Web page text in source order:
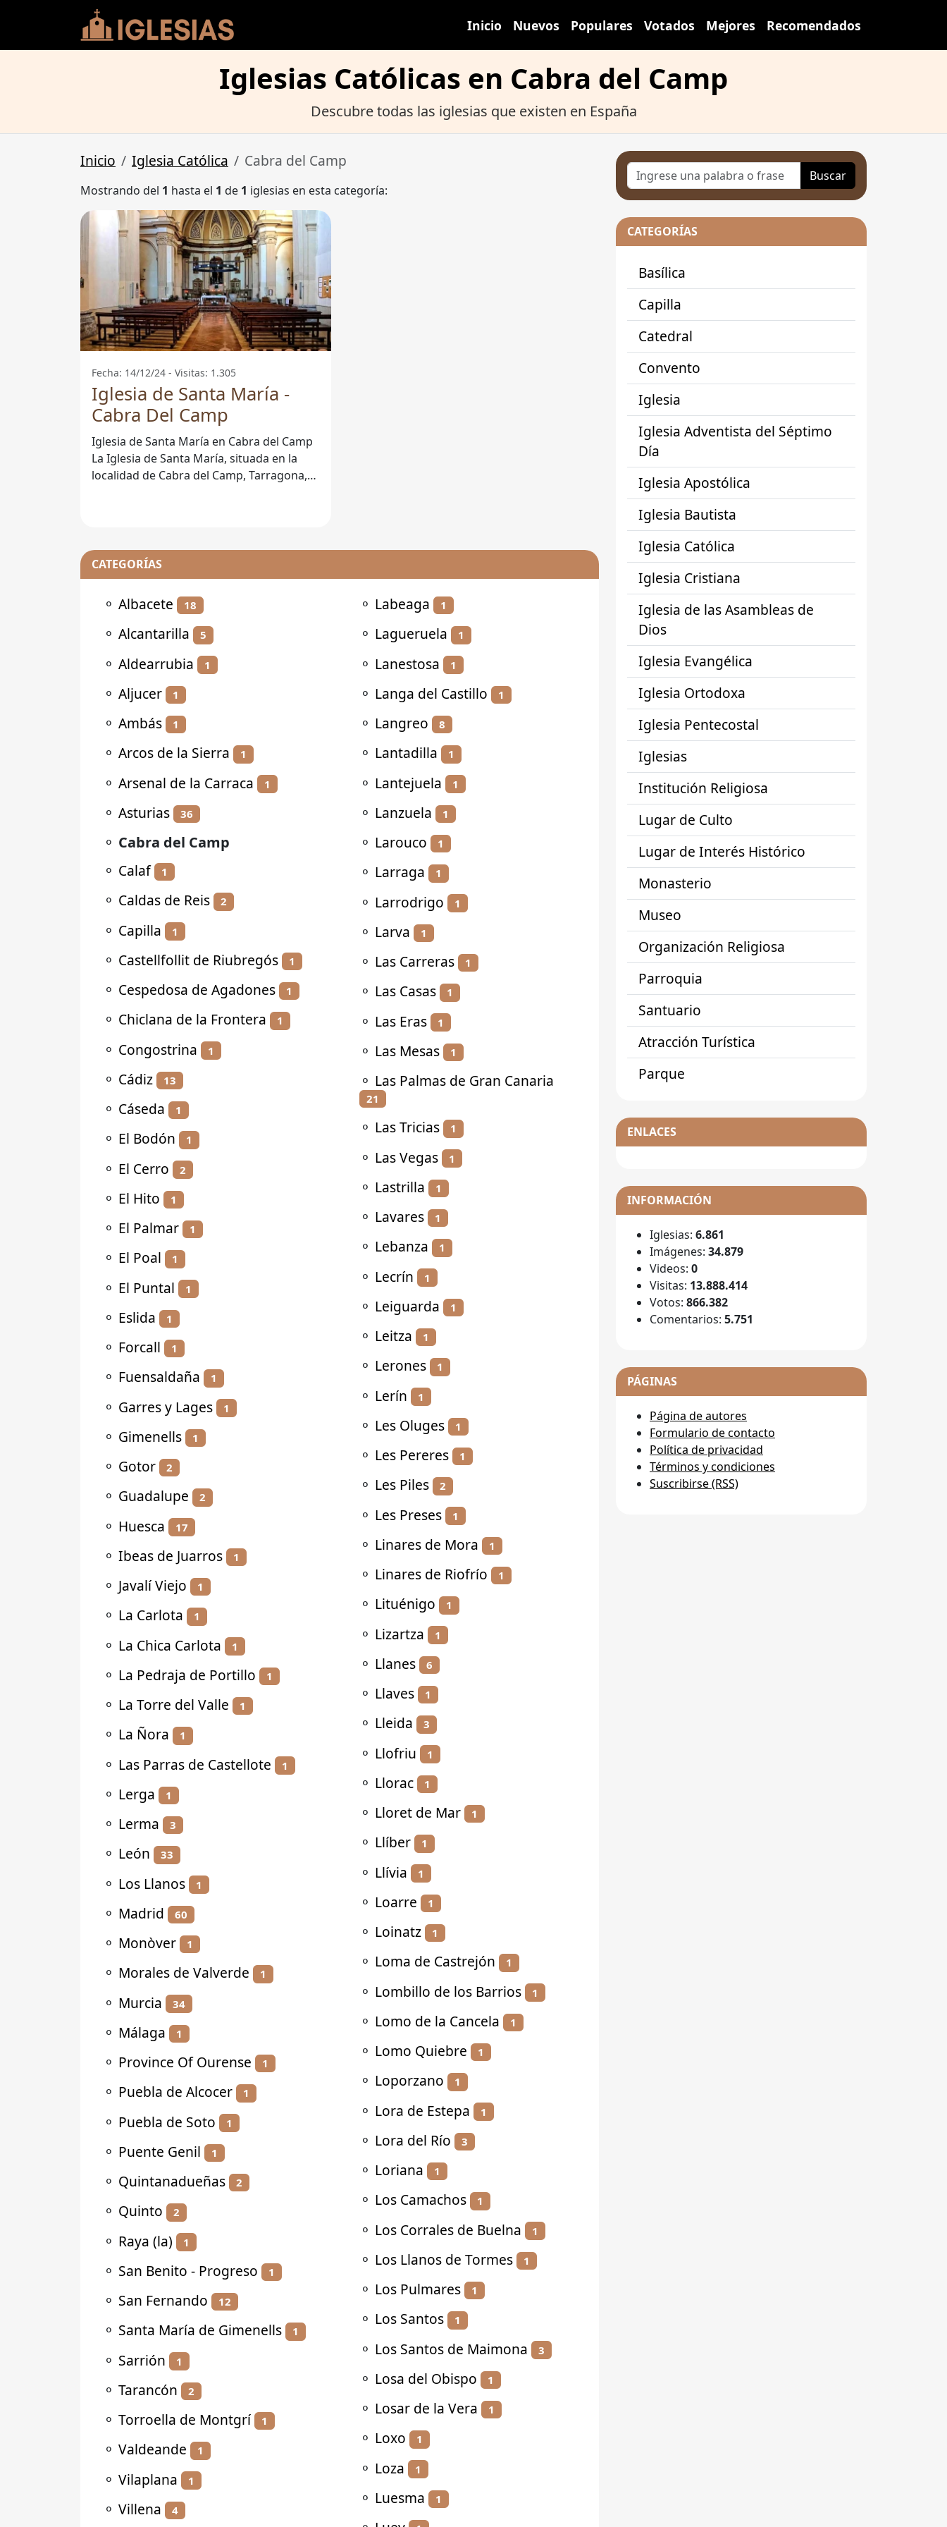
Inicio Nuevos Populares Votados Mejores Recomendados
Iglesias Católicas en Cabra del Camp
Descubre todas las iglesias que existen en España
Inicio Iglesia Católica Cabra del Camp
Mostrando del 1 hasta el 1 de 1 iglesias en esta categoría:
Fecha: 14/12/24 - Visitas: 1.305
Iglesia de Santa María -
Cabra Del Camp
Iglesia de Santa María en Cabra del Camp
La Iglesia de Santa María, situada en la
localidad de Cabra del Camp, Tarragona,
CATEGORÍAS
⚬ Albacete 18
⚬ Alcantarilla 5
⚬ Aldearrubia 1
⚬ Aljucer 1
⚬ Ambás 1
⚬ Arcos de la Sierra 1
⚬ Arsenal de la Carraca 1
⚬ Asturias 36
⚬ Cabra del Camp
⚬ Calaf 1
⚬ Caldas de Reis 2
⚬ Capilla 1
⚬ Castellfollit de Riubregós 1
⚬ Cespedosa de Agadones 1
⚬ Chiclana de la Frontera 1
⚬ Congostrina 1
⚬ Cádiz 13
⚬ Cáseda 1
⚬ El Bodón 1
⚬ El Cerro 2
⚬ El Hito 1
⚬ El Palmar 1
⚬ El Poal 1
⚬ El Puntal 1
⚬ Eslida 1
⚬ Forcall 1
⚬ Fuensaldaña 1
⚬ Garres y Lages 1
⚬ Gimenells 1
⚬ Gotor 2
⚬ Guadalupe 2
⚬ Huesca 17
⚬ Ibeas de Juarros 1
⚬ Javalí Viejo 1
⚬ La Carlota 1
⚬ La Chica Carlota 1
⚬ La Pedraja de Portillo 1
⚬ La Torre del Valle 1
⚬ La Ñora 1
⚬ Las Parras de Castellote 1
⚬ Lerga 1
⚬ Lerma 3
⚬ León 33
⚬ Los Llanos 1
⚬ Madrid 60
⚬ Monòver 1
⚬ Morales de Valverde 1
⚬ Murcia 34
⚬ Málaga 1
⚬ Province Of Ourense 1
⚬ Puebla de Alcocer 1
⚬ Puebla de Soto 1
⚬ Puente Genil 1
⚬ Quintanadueñas 2
⚬ Quinto 2
⚬ Raya (la) 1
⚬ San Benito - Progreso 1
⚬ San Fernando 12
⚬ Santa María de Gimenells 1
⚬ Sarrión 1
⚬ Tarancón 2
⚬ Torroella de Montgrí 1
⚬ Valdeande 1
⚬ Vilaplana 1
⚬ Villena 4
⚬ Labeaga 1
⚬ Lagueruela 1
⚬ Lanestosa 1
⚬ Langa del Castillo 1
⚬ Langreo 8
⚬ Lantadilla 1
⚬ Lantejuela 1
⚬ Lanzuela 1
⚬ Larouco 1
⚬ Larraga 1
⚬ Larrodrigo 1
⚬ Larva 1
⚬ Las Carreras 1
⚬ Las Casas 1
⚬ Las Eras 1
⚬ Las Mesas 1
⚬ Las Palmas de Gran Canaria
21
⚬ Las Tricias 1
⚬ Las Vegas 1
⚬ Lastrilla 1
⚬ Lavares 1
⚬ Lebanza 1
⚬ Lecrín 1
⚬ Leiguarda 1
⚬ Leitza 1
⚬ Lerones 1
⚬ Lerín 1
⚬ Les Oluges 1
⚬ Les Pereres 1
⚬ Les Piles 2
⚬ Les Preses 1
⚬ Linares de Mora 1
⚬ Linares de Riofrío 1
⚬ Lituénigo 1
⚬ Lizartza 1
⚬ Llanes 6
⚬ Llaves 1
⚬ Lleida 3
⚬ Llofriu 1
⚬ Llorac 1
⚬ Lloret de Mar 1
⚬ Llíber 1
⚬ Llívia 1
⚬ Loarre 1
⚬ Loinatz 1
⚬ Loma de Castrejón 1
⚬ Lombillo de los Barrios 1
⚬ Lomo de la Cancela 1
⚬ Lomo Quiebre 1
⚬ Loporzano 1
⚬ Lora de Estepa 1
⚬ Lora del Río 3
⚬ Loriana 1
⚬ Los Camachos 1
⚬ Los Corrales de Buelna 1
⚬ Los Llanos de Tormes 1
⚬ Los Pulmares 1
⚬ Los Santos 1
⚬ Los Santos de Maimona 3
⚬ Losa del Obispo 1
⚬ Losar de la Vera 1
⚬ Loxo 1
⚬ Loza 1
⚬ Luesma 1
Buscar
CATEGORÍAS
Basílica
Capilla
Catedral
Convento
Iglesia
Iglesia Adventista del Séptimo
Día
Iglesia Apostólica
Iglesia Bautista
Iglesia Católica
Iglesia Cristiana
Iglesia de las Asambleas de
Dios
Iglesia Evangélica
Iglesia Ortodoxa
Iglesia Pentecostal
Iglesias
Institución Religiosa
Lugar de Culto
Lugar de Interés Histórico
Monasterio
Museo
Organización Religiosa
Parroquia
Santuario
Atracción Turística
Parque
ENLACES
INFORMACIÓN
Iglesias: 6.861
Imágenes: 34.879
Videos: 0
Visitas: 13.888.414
Votos: 866.382
Comentarios: 5.751
PÁGINAS
Página de autores
Formulario de contacto
Política de privacidad
Términos y condiciones
Suscribirse (RSS)